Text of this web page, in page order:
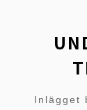
Inlägget